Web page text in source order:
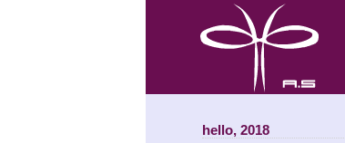
hello, 2018